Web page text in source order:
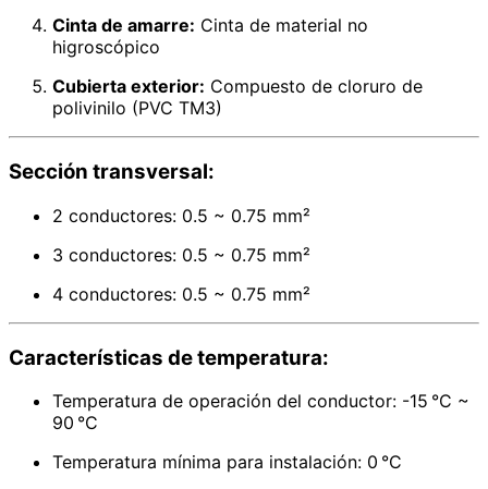
Cinta de amarre: Cinta de material no
higroscópico
Cubierta exterior: Compuesto de cloruro de
polivinilo (PVC TM3)
Sección transversal:
2 conductores: 0.5 ~ 0.75 mm²
3 conductores: 0.5 ~ 0.75 mm²
4 conductores: 0.5 ~ 0.75 mm²
Características de temperatura:
Temperatura de operación del conductor: -15 °C ~
90 °C
Temperatura mínima para instalación: 0 °C